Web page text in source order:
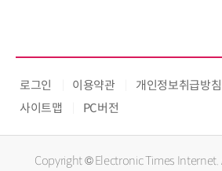
로그인 이용약관 개인정보취급방침
사이트맵
PC버전
Copyright © Electronic Times Internet.